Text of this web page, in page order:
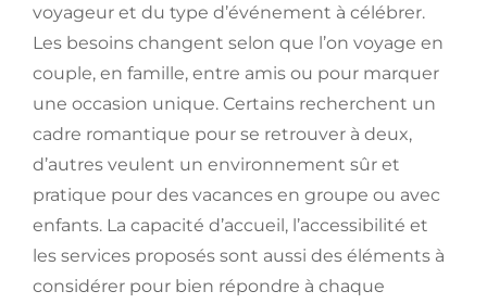
voyageur et du type d’événement à célébrer.
Les besoins changent selon que l’on voyage en
couple, en famille, entre amis ou pour marquer
une occasion unique. Certains recherchent un
cadre romantique pour se retrouver à deux,
d’autres veulent un environnement sûr et
pratique pour des vacances en groupe ou avec
enfants. La capacité d’accueil, l’accessibilité et
les services proposés sont aussi des éléments à
considérer pour bien répondre à chaque